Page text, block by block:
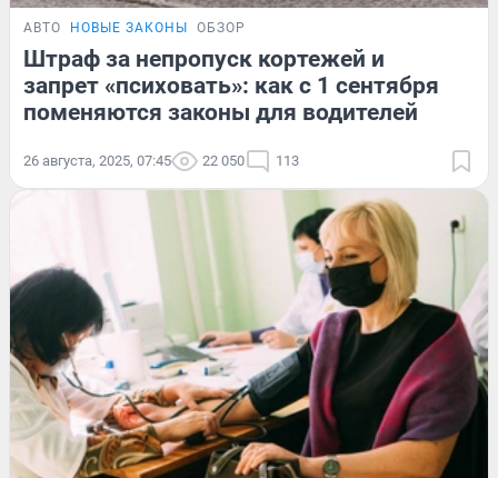
АВТО НОВЫЕ ЗАКОНЫ ОБЗОР
Штраф за непропуск кортежей и
запрет «психовать»: как с 1 сентября
поменяются законы для водителей
26 августа, 2025, 07:45 22 050 113